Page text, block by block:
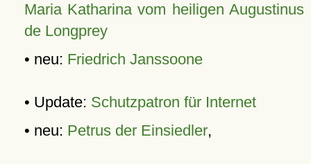
Maria Katharina vom heiligen Augustinus
de Longprey
• neu: Friedrich Janssoone
• Update: Schutzpatron für Internet
• neu: Petrus der Einsiedler,